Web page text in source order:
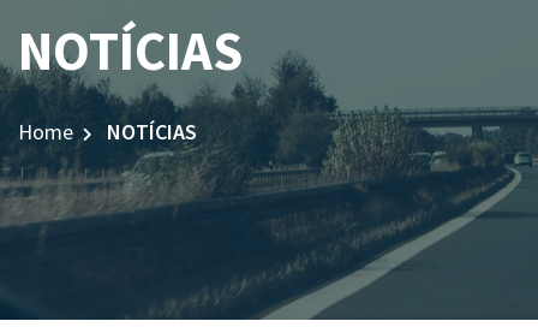
NOTÍCIAS
Home NOTÍCIAS